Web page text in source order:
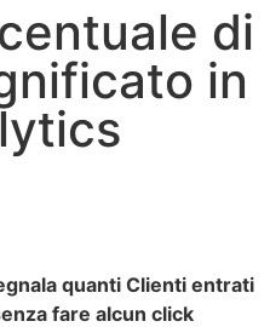
di
in
quanti Clienti entrati
fare alcun click